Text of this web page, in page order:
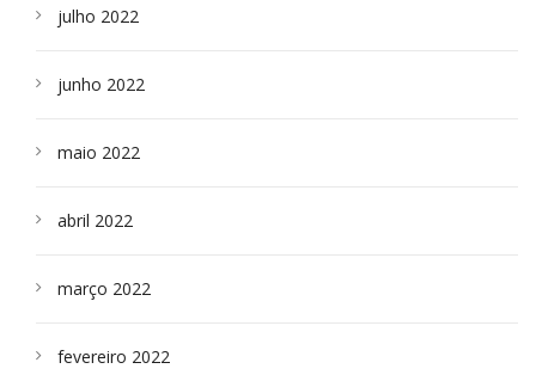
julho 2022
junho 2022
maio 2022
abril 2022
março 2022
fevereiro 2022